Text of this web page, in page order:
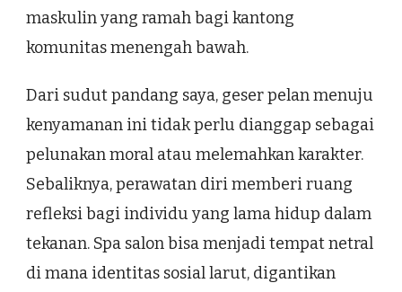
maskulin yang ramah bagi kantong
komunitas menengah bawah.
Dari sudut pandang saya, geser pelan menuju
kenyamanan ini tidak perlu dianggap sebagai
pelunakan moral atau melemahkan karakter.
Sebaliknya, perawatan diri memberi ruang
refleksi bagi individu yang lama hidup dalam
tekanan. Spa salon bisa menjadi tempat netral
di mana identitas sosial larut, digantikan